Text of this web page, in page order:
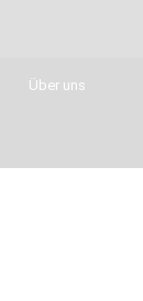
Über uns